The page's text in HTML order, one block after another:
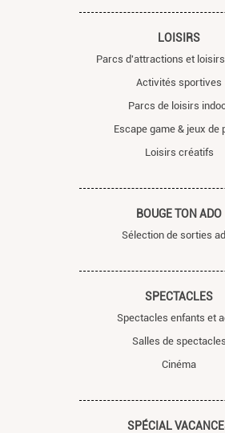
LOISIRS
Parcs d'attractions et
Activités sportives
Parcs de loisirs
Escape game & jeux de
Loisirs créatifs
BOUGE TON ADO
Sélection de sorties
SPECTACLES
Spectacles enfants et
Salles de spectacles
Cinéma
SPÉCIAL